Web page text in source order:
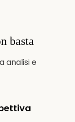
basta
analisi e